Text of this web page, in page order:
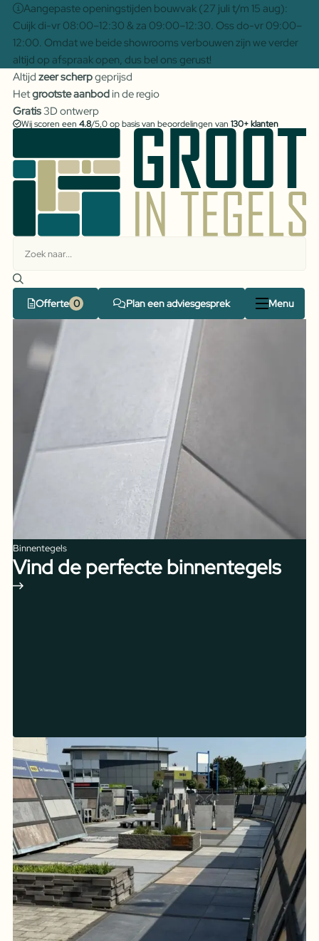
Aangepaste openingstijden bouwvak (27 juli t/m 15 aug):
Cuijk di-vr 08:00–12:30 & za 09:00–12:30. Oss do-vr 09:00–
12:00. Omdat we beide showrooms verbouwen zijn we verder
altijd op afspraak open, dus bel ons gerust!
Altijd zeer scherpgeprijsd
Hetgrootste aanbodin de regio
Gratis3D ontwerp
Wij scoren een 4.8/5,0 op basis van beoordelingen van 130+ klanten
Offerte Plan een adviesgesprek Menu
Binnentegels
Vind de perfecte binnentegels